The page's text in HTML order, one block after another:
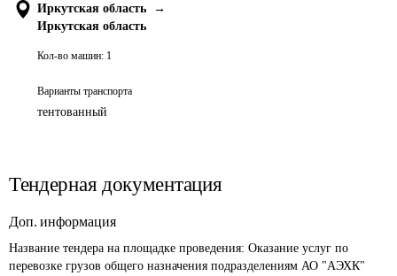
Иркутская область
→
Иркутская область
Кол-во машин: 1
Варианты транспорта
тентованный
Тендерная документация
Доп. информация
Название тендера на площадке проведения: Оказание услуг по
перевозке грузов общего назначения подразделениям АО "АЭХК"